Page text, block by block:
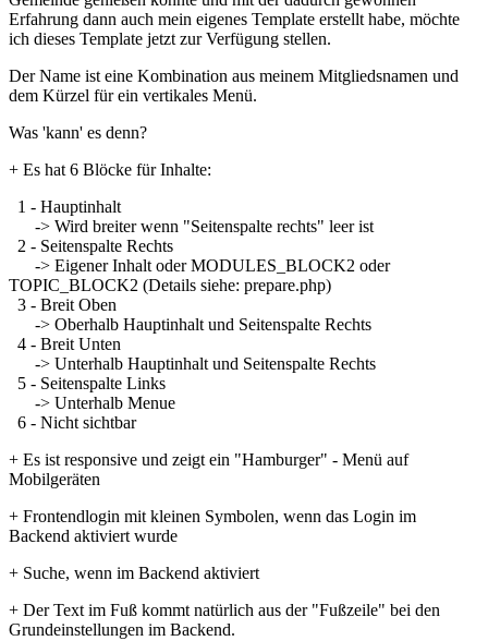
Erfahrung dann auch mein eigenes Template erstellt habe, möchte
ich dieses Template jetzt zur Verfügung stellen.
Der Name ist eine Kombination aus meinem Mitgliedsnamen und
dem Kürzel für ein vertikales Menü.
Was 'kann' es denn?
+ Es hat 6 Blöcke für Inhalte:
1 - Hauptinhalt
-> Wird breiter wenn "Seitenspalte rechts" leer ist
2 - Seitenspalte Rechts
-> Eigener Inhalt oder MODULES_BLOCK2 oder
TOPIC_BLOCK2 (Details siehe: prepare.php)
3 - Breit Oben
-> Oberhalb Hauptinhalt und Seitenspalte Rechts
4 - Breit Unten
-> Unterhalb Hauptinhalt und Seitenspalte Rechts
5 - Seitenspalte Links
-> Unterhalb Menue
6 - Nicht sichtbar
+ Es ist responsive und zeigt ein "Hamburger" - Menü auf
Mobilgeräten
+ Frontendlogin mit kleinen Symbolen, wenn das Login im
Backend aktiviert wurde
+ Suche, wenn im Backend aktiviert
+ Der Text im Fuß kommt natürlich aus der "Fußzeile" bei den
Grundeinstellungen im Backend.